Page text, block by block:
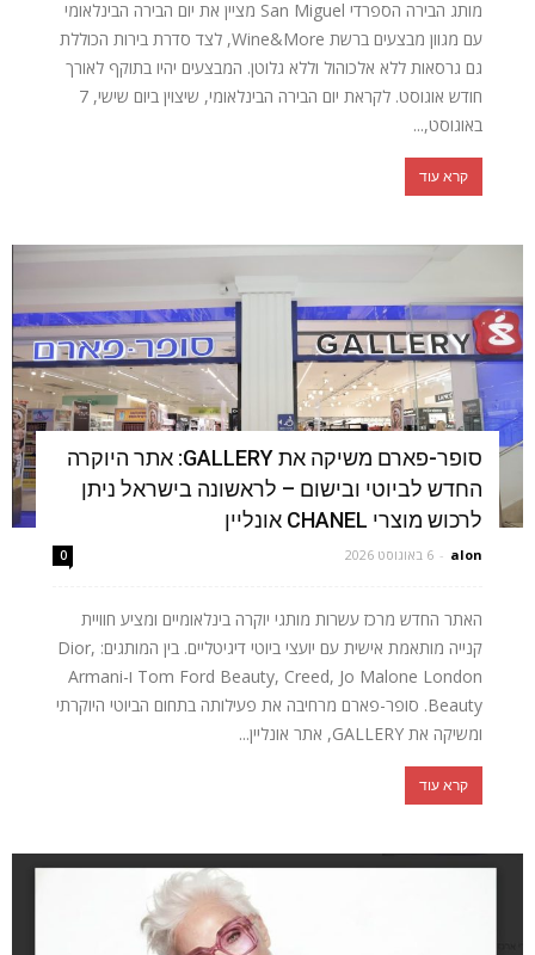
מותג הבירה הספרדי San Miguel מציין את יום הבירה הבינלאומי
עם מגוון מבצעים ברשת Wine&More, לצד סדרת בירות הכוללת
גם גרסאות ללא אלכוהול וללא גלוטן. המבצעים יהיו בתוקף לאורך
חודש אוגוסט. לקראת יום הבירה הבינלאומי, שיצוין ביום שישי, 7
באוגוסט,...
קרא עוד
סופר-פארם משיקה את GALLERY: אתר היוקרה
החדש לביוטי ובישום – לראשונה בישראל ניתן
לרכוש מוצרי CHANEL אונליין
alon
- 6 באוגוסט 2026 0
האתר החדש מרכז עשרות מותגי יוקרה בינלאומיים ומציע חוויית
קנייה מותאמת אישית עם יועצי ביוטי דיגיטליים. בין המותגים: Dior,
Tom Ford Beauty, Creed, Jo Malone London ו-Armani
Beauty. סופר-פארם מרחיבה את פעילותה בתחום הביוטי היוקרתי
ומשיקה את GALLERY, אתר אונליין...
קרא עוד